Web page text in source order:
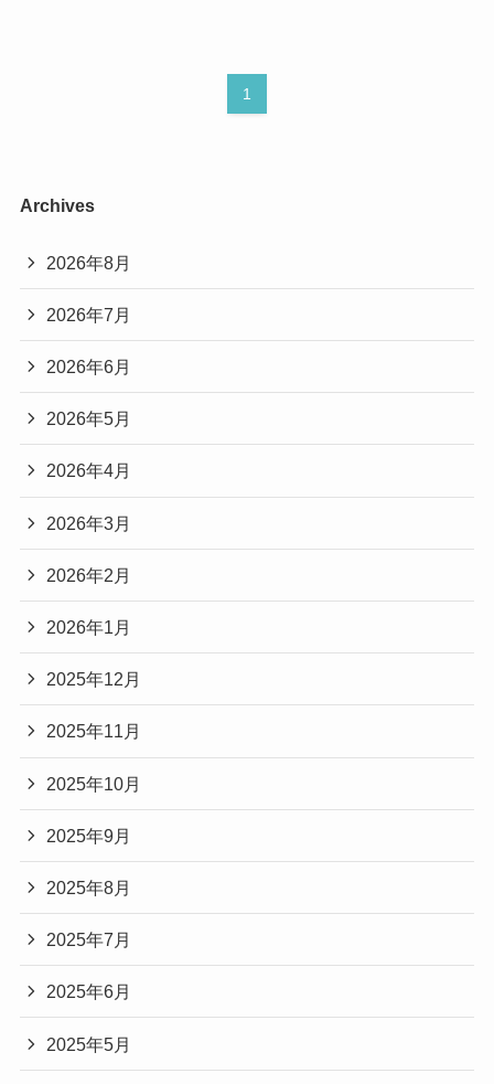
1
Archives
2026年8月
2026年7月
2026年6月
2026年5月
2026年4月
2026年3月
2026年2月
2026年1月
2025年12月
2025年11月
2025年10月
2025年9月
2025年8月
2025年7月
2025年6月
2025年5月